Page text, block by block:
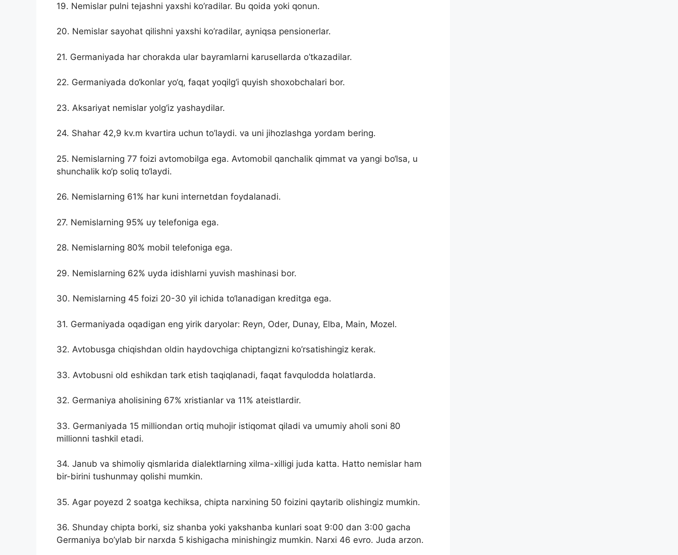
19. Nemislar pulni tejashni yaxshi ko’radilar. Bu qoida yoki qonun.
20. Nemislar sayohat qilishni yaxshi ko’radilar, ayniqsa pensionerlar.
21. Germaniyada har chorakda ular bayramlarni karusellarda o’tkazadilar.
22. Germaniyada do‘konlar yo‘q, faqat yoqilg‘i quyish shoxobchalari bor.
23. Aksariyat nemislar yolg‘iz yashaydilar.
24. Shahar 42,9 kv.m kvartira uchun to’laydi. va uni jihozlashga yordam bering.
25. Nemislarning 77 foizi avtomobilga ega. Avtomobil qanchalik qimmat va yangi bo‘lsa, u
shunchalik ko‘p soliq to‘laydi.
26. Nemislarning 61% har kuni internetdan foydalanadi.
27. Nemislarning 95% uy telefoniga ega.
28. Nemislarning 80% mobil telefoniga ega.
29. Nemislarning 62% uyda idishlarni yuvish mashinasi bor.
30. Nemislarning 45 foizi 20-30 yil ichida to‘lanadigan kreditga ega.
31. Germaniyada oqadigan eng yirik daryolar: Reyn, Oder, Dunay, Elba, Main, Mozel.
32. Avtobusga chiqishdan oldin haydovchiga chiptangizni ko’rsatishingiz kerak.
33. Avtobusni old eshikdan tark etish taqiqlanadi, faqat favqulodda holatlarda.
32. Germaniya aholisining 67% xristianlar va 11% ateistlardir.
33. Germaniyada 15 milliondan ortiq muhojir istiqomat qiladi va umumiy aholi soni 80
millionni tashkil etadi.
34. Janub va shimoliy qismlarida dialektlarning xilma-xilligi juda katta. Hatto nemislar ham
bir-birini tushunmay qolishi mumkin.
35. Agar poyezd 2 soatga kechiksa, chipta narxining 50 foizini qaytarib olishingiz mumkin.
36. Shunday chipta borki, siz shanba yoki yakshanba kunlari soat 9:00 dan 3:00 gacha
Germaniya bo’ylab bir narxda 5 kishigacha minishingiz mumkin. Narxi 46 evro. Juda arzon.